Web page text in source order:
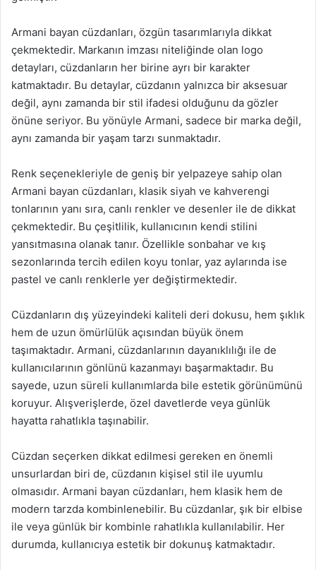
Armani bayan cüzdanları, özgün tasarımlarıyla dikkat
çekmektedir. Markanın imzası niteliğinde olan logo
detayları, cüzdanların her birine ayrı bir karakter
katmaktadır. Bu detaylar, cüzdanın yalnızca bir aksesuar
değil, aynı zamanda bir stil ifadesi olduğunu da gözler
önüne seriyor. Bu yönüyle Armani, sadece bir marka değil,
aynı zamanda bir yaşam tarzı sunmaktadır.
Renk seçenekleriyle de geniş bir yelpazeye sahip olan
Armani bayan cüzdanları, klasik siyah ve kahverengi
tonlarının yanı sıra, canlı renkler ve desenler ile de dikkat
çekmektedir. Bu çeşitlilik, kullanıcının kendi stilini
yansıtmasına olanak tanır. Özellikle sonbahar ve kış
sezonlarında tercih edilen koyu tonlar, yaz aylarında ise
pastel ve canlı renklerle yer değiştirmektedir.
Cüzdanların dış yüzeyindeki kaliteli deri dokusu, hem şıklık
hem de uzun ömürlülük açısından büyük önem
taşımaktadır. Armani, cüzdanlarının dayanıklılığı ile de
kullanıcılarının gönlünü kazanmayı başarmaktadır. Bu
sayede, uzun süreli kullanımlarda bile estetik görünümünü
koruyur. Alışverişlerde, özel davetlerde veya günlük
hayatta rahatlıkla taşınabilir.
Cüzdan seçerken dikkat edilmesi gereken en önemli
unsurlardan biri de, cüzdanın kişisel stil ile uyumlu
olmasıdır. Armani bayan cüzdanları, hem klasik hem de
modern tarzda kombinlenebilir. Bu cüzdanlar, şık bir elbise
ile veya günlük bir kombinle rahatlıkla kullanılabilir. Her
durumda, kullanıcıya estetik bir dokunuş katmaktadır.